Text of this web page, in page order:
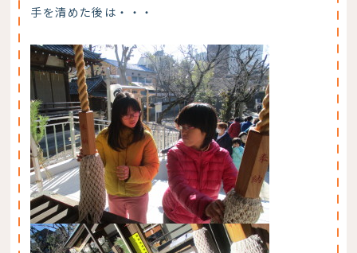
手を清めた後は・・・